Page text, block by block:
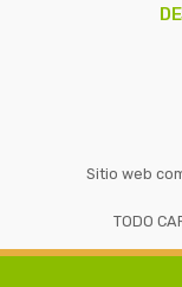
Sitio web
TODO